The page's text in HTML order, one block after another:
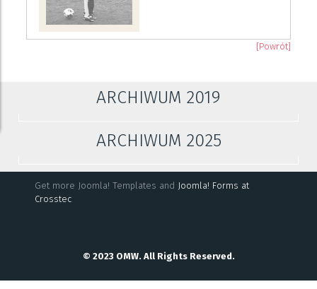
[Powrót]
ARCHIWUM 2019
ARCHIWUM 2025
Get more Joomla! Templates and Joomla! Forms at
Crosstec
© 2023 OMW. All Rights Reserved.